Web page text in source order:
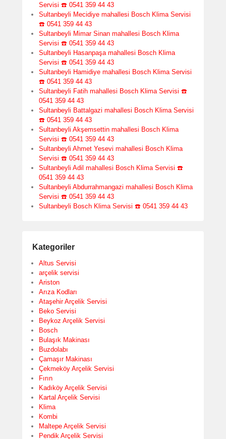
Servisi ☎️ 0541 359 44 43
Sultanbeyli Mecidiye mahallesi Bosch Klima Servisi
☎️ 0541 359 44 43
Sultanbeyli Mimar Sinan mahallesi Bosch Klima
Servisi ☎️ 0541 359 44 43
Sultanbeyli Hasanpaşa mahallesi Bosch Klima
Servisi ☎️ 0541 359 44 43
Sultanbeyli Hamidiye mahallesi Bosch Klima Servisi
☎️ 0541 359 44 43
Sultanbeyli Fatih mahallesi Bosch Klima Servisi ☎️
0541 359 44 43
Sultanbeyli Battalgazi mahallesi Bosch Klima Servisi
☎️ 0541 359 44 43
Sultanbeyli Akşemsettin mahallesi Bosch Klima
Servisi ☎️ 0541 359 44 43
Sultanbeyli Ahmet Yesevi mahallesi Bosch Klima
Servisi ☎️ 0541 359 44 43
Sultanbeyli Adil mahallesi Bosch Klima Servisi ☎️
0541 359 44 43
Sultanbeyli Abdurrahmangazi mahallesi Bosch Klima
Servisi ☎️ 0541 359 44 43
Sultanbeyli Bosch Klima Servisi ☎️ 0541 359 44 43
Kategoriler
Altus Servisi
arçelik servisi
Ariston
Arıza Kodları
Ataşehir Arçelik Servisi
Beko Servisi
Beykoz Arçelik Servisi
Bosch
Bulaşık Makinası
Buzdolabı
Çamaşır Makinası
Çekmeköy Arçelik Servisi
Fırın
Kadıköy Arçelik Servisi
Kartal Arçelik Servisi
Klima
Kombi
Maltepe Arçelik Servisi
Pendik Arçelik Servisi